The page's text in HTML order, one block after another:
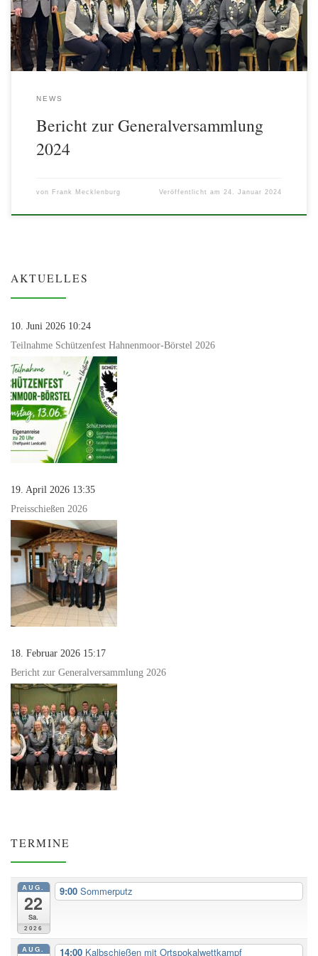
Vorstandes wurden wiedergewählt. Der vakante Posten des
Kassierers Herberger Feld wurde mit Nina Levien […]
NEWS
Bericht zur Generalversammlung
2024
von Frank Mecklenburg Veröffentlicht am24. Januar 2024
AKTUELLES
10. Juni 2026 10:24
Teilnahme Schützenfest Hahnenmoor-Börstel 2026
19. April 2026 13:35
Preisschießen 2026
18. Februar 2026 15:17
Bericht zur Generalversammlung 2026
TERMINE
AUG.
22
Sa.
2026
9:00 Sommerputz
AUG. 14:00 Kalbschießen mit Ortspokalwettkampf